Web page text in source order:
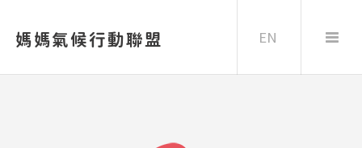
媽媽氣候行動聯盟 EN